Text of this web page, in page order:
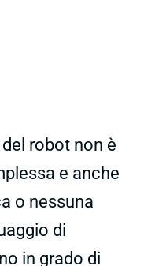
robot non è
e anche
o nessuna
di
in grado di